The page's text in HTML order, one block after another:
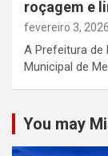
roçagem e
fevereiro 3, 2026
A Prefeitura de
Municipal de
You may